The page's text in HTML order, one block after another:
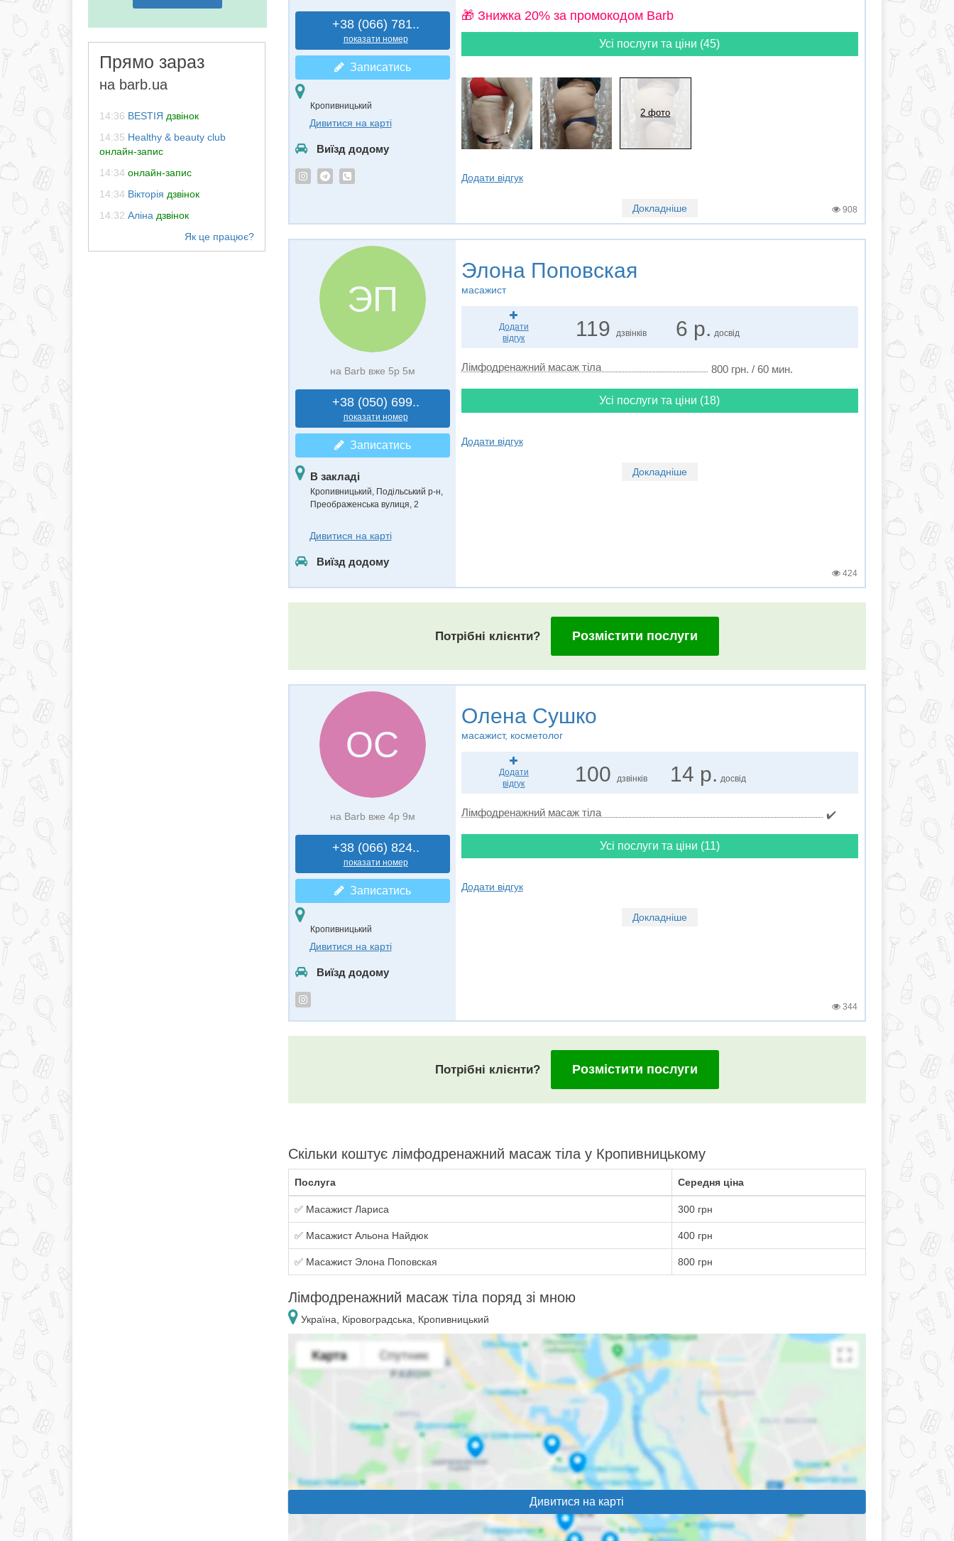
Прямо зараз
на barb.ua
14:36 BESTIЯ дзвінок
14:35 Healthy & beauty club
онлайн-запис
14:34 онлайн-запис
14:34 Вікторія дзвінок
14:32 Аліна дзвінок
+38 (066) 781..
показати номер
Записатись
Кропивницький
Дивитися на карті
Виїзд додому
🎁 Знижка 20% за промокодом Barb
Усі послуги та ціни (45)
2 фото
Додати відгук
Докладніше 908
ЭП
на Barb вже 5р 5м
+38 (050) 699..
показати номер
Записатись
В закладі
Кропивницький, Подільський р-н,
Преображенська вулиця, 2
Дивитися на карті
Виїзд додому
Элона Поповская
масажист
Додати
відгук
119 дзвінків 6 р. досвід
Лімфодренажний масаж тіла 800 грн. / 60 мин.
Усі послуги та ціни (18)
Додати відгук
Докладніше
424
Потрібні клієнти? Розмістити послуги
ОС
на Barb вже 4р 9м
+38 (066) 824..
показати номер
Записатись
Кропивницький
Дивитися на карті
Виїзд додому
Олена Сушко
масажист, косметолог
Додати
відгук
100 дзвінків 14 р. досвід
Лімфодренажний масаж тіла ✔️
Усі послуги та ціни (11)
Додати відгук
Докладніше
344
Потрібні клієнти? Розмістити послуги
Скільки коштує лімфодренажний масаж тіла у Кропивницькому
Послуга Середня ціна
✅ Масажист Лариса 300 грн
✅ Масажист Альона Найдюк 400 грн
✅ Масажист Элона Поповская 800 грн
Лімфодренажний масаж тіла поряд зі мною
Україна, Кіровоградська, Кропивницький
Дивитися на карті